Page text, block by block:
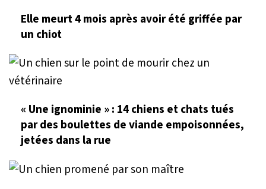
Elle meurt 4 mois après avoir été griffée par
un chiot
« Une ignominie » : 14 chiens et chats tués
par des boulettes de viande empoisonnées,
jetées dans la rue